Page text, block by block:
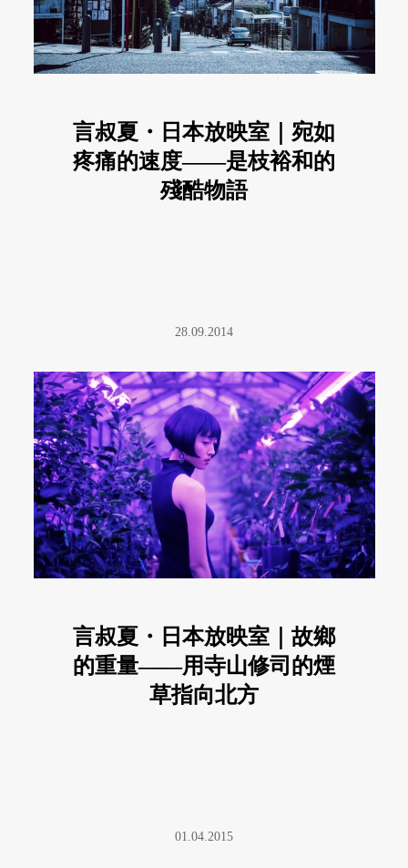
言叔夏・日本放映室｜宛如
疼痛的速度——是枝裕和的
殘酷物語
28.09.2014
言叔夏・日本放映室｜故鄉
的重量——用寺山修司的煙
草指向北方
01.04.2015